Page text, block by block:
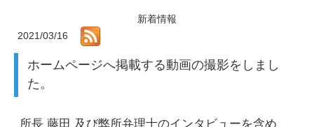
新着情報
2021/03/16
ホームページへ掲載する動画の撮影をしまし
た。
所長 藤田 及び弊所弁理士のインタビューを含め、